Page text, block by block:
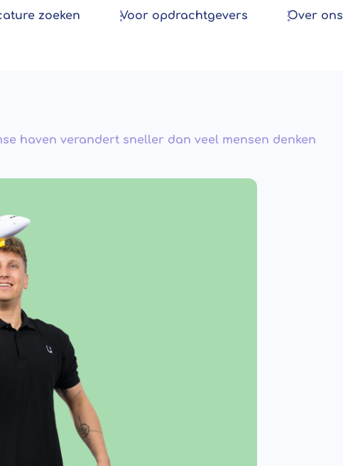
zoeken Voor opdrachtgevers Over ons
haven verandert sneller dan veel mensen denken